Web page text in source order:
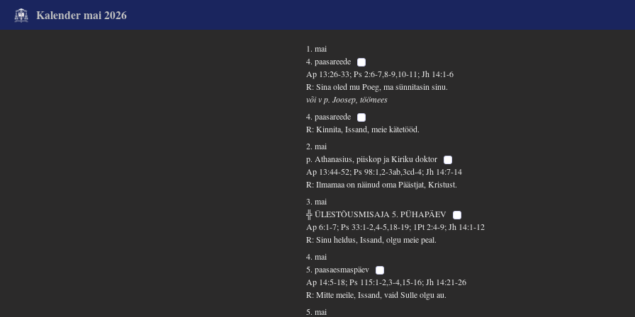
Kalender mai 2026
1. mai
4. paasareede
Ap 13:26-33; Ps 2:6-7,8-9,10-11; Jh 14:1-6
R: Sina oled mu Poeg, ma sünnitasin sinu.
või v p. Joosep, töömees
4. paasareede
R: Kinnita, Issand, meie kätetööd.
2. mai
p. Athanasius, piiskop ja Kiriku doktor
Ap 13:44-52; Ps 98:1,2-3ab,3cd-4; Jh 14:7-14
R: Ilmamaa on näinud oma Päästjat, Kristust.
3. mai
╬ ÜLESTÕUSMISAJA 5. PÜHAPÄEV
Ap 6:1-7; Ps 33:1-2,4-5,18-19; 1Pt 2:4-9; Jh 14:1-12
R: Sinu heldus, Issand, olgu meie peal.
4. mai
5. paasaesmaspäev
Ap 14:5-18; Ps 115:1-2,3-4,15-16; Jh 14:21-26
R: Mitte meile, Issand, vaid Sulle olgu au.
5. mai